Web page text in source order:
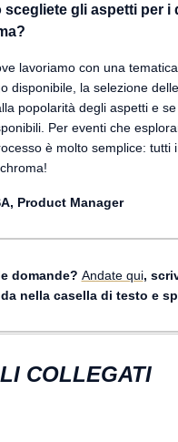
scegliete gli aspetti per i
lavoriamo con una
disponibile, la selezione
popolarità degli aspetti e
Per eventi che
è molto semplice: tutti
Product Manager
domande? Andate qui,
nella casella di testo e
COLLEGATI